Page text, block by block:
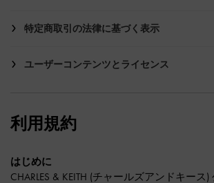
特定商取引の法律に基づく表示
ユーザーコンテンツとライセンス
利用規約
はじめに
CHARLES & KEITH (チャールズアンドキー